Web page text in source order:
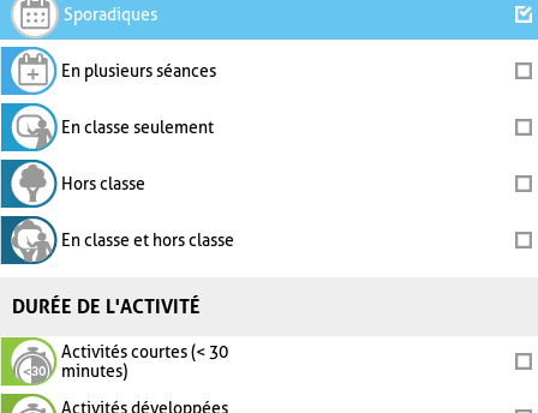
Sporadiques
En plusieurs séances
En classe seulement
Hors classe
En classe et hors classe
DURÉE DE L'ACTIVITÉ
Activités courtes (< 30
minutes)
Activités développées